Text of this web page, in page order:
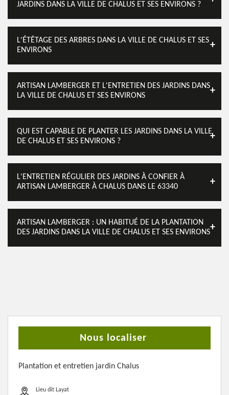
JARDINS DANS LA VILLE DE CHALUS ET SES ENVIRONS ?
L'ÉTÊTAGE DES ARBRES DANS LA VILLE DE CHALUS ET SES
ENVIRONS
ARTISAN LAMBERGER ET L'ENTRETIEN DES JARDINS DANS
LA VILLE DE CHALUS ET SES ENVIRONS
QUI EST CAPABLE DE PLANTER LES JARDINS DANS LA VILLE
DE CHALUS ET SES ENVIRONS ?
L'ENTRETIEN RÉGULIER DES JARDINS À CONFIER À
ARTISAN LAMBERGER À CHALUS DANS LE 63340
ARTISAN LAMBERGER : UN HABITUÉ DE LA PLANTATION
DES JARDINS DANS LA VILLE DE CHALUS ET SES ENVIRONS
Nous localiser
Plantation et entretien jardin Chalus
Lieu dit Layat